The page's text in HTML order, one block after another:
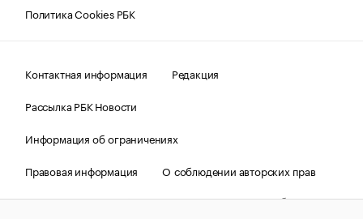
Политика Cookies РБК
Контактная информация
Редакция
Рассылка РБК Новости
Информация об ограничениях
Правовая информация
О соблюдении авторских прав
© АО «РОСБИЗНЕСКОНСАЛТИНГ»,1995–2026.Сообщения